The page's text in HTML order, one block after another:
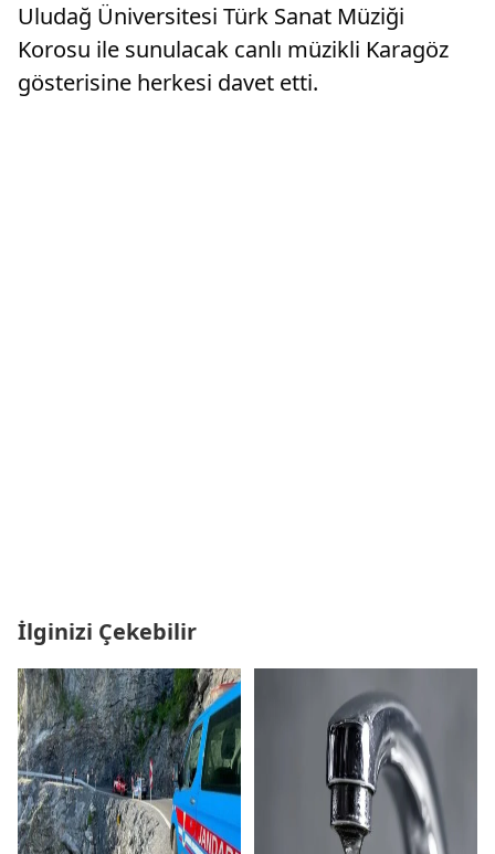
Uludağ Üniversitesi Türk Sanat Müziği
Korosu ile sunulacak canlı müzikli Karagöz
gösterisine herkesi davet etti.
İlginizi Çekebilir